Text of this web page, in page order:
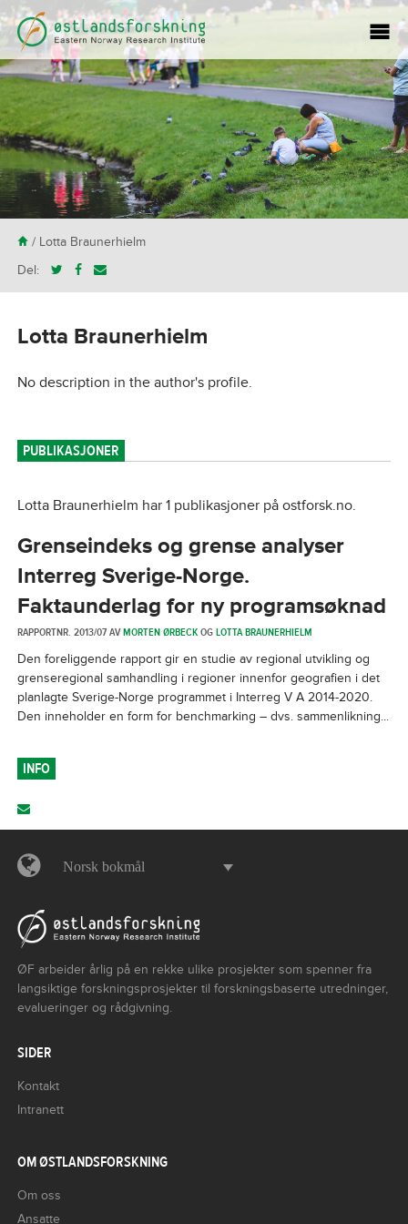
H/ Lotta Braunerhielm
Del:
Lotta Braunerhielm
No description in the author's profile.
PUBLIKASJONER
Lotta Braunerhielm har 1 publikasjoner på ostforsk.no.
Grenseindeks og grense analyser
Interreg Sverige-Norge.
Faktaunderlag for ny programsøknad
RAPPORTNR. 2013/07 AVMORTEN ØRBECKOGLOTTA BRAUNERHIELM
Den foreliggende rapport gir en studie av regional utvikling og
grenseregional samhandling i regioner innenfor geografien i det
planlagte Sverige-Norge programmet i Interreg V A 2014-2020.
Den inneholder en form for benchmarking – dvs. sammenlikning...
INFO
Norsk bokmål
ØF arbeider årlig på en rekke ulike prosjekter som spenner fra
langsiktige forskningsprosjekter til forskningsbaserte utredninger,
evalueringer og rådgivning.
SIDER
Kontakt
Intranett
OM ØSTLANDSFORSKNING
Om oss
Ansatte